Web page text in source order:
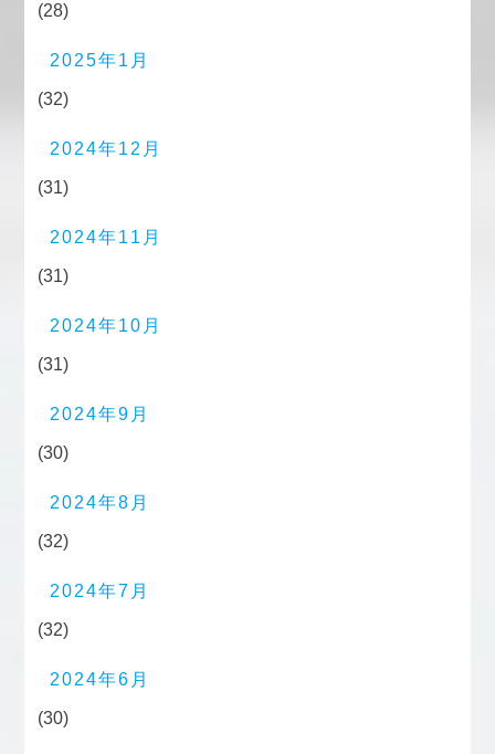
(28)
2025年1月
(32)
2024年12月
(31)
2024年11月
(31)
2024年10月
(31)
2024年9月
(30)
2024年8月
(32)
2024年7月
(32)
2024年6月
(30)